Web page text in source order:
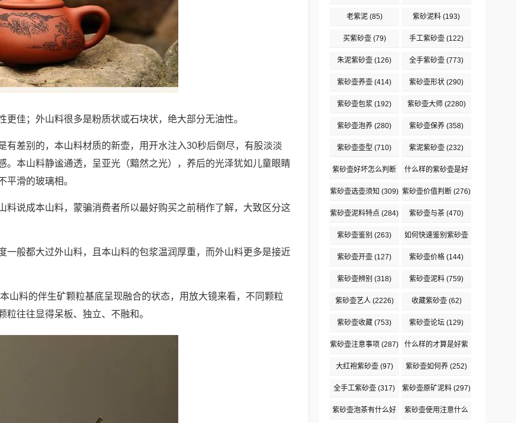
佳；外山料很多是粉质状或石块状，绝大部分无油性。
差别的，本山料材质的新壶，用开水注入30秒后倒尽，有股淡淡
。本山料静谧通透，呈亚光（黯然之光），养后的光泽犹如儿童眼睛
平滑的玻璃相。
说成本山料，蒙骗消费者所以最好购买之前稍作了解，大致区分这
般都大过外山料，且本山料的包浆温润厚重，而外山料更多是接近
山料的伴生矿颗粒基底呈现融合的状态，用放大镜来看，不同颗粒
往往显得呆板、独立、不融和。
老紫泥(85) 紫砂泥料 (193)
买紫砂壶(79) 手工紫砂壶 (122)
朱泥紫砂壶 (126) 全手紫砂壶 (773)
紫砂壶养壶 (414) 紫砂壶形状 (290)
紫砂壶包浆 (192) 紫砂壶大师 (2280)
紫砂壶泡养 (280) 紫砂壶保养 (358)
紫砂壶壶型 (710) 紫泥紫砂壶 (232)
紫砂壶好坏怎么判断
(189)
什么样的紫砂壶是好
壶 (121)
紫砂壶选壶须知 (309) 紫砂壶价值判断 (276)
紫砂壶泥料特点 (284) 紫砂壶与茶 (470)
紫砂壶鉴别 (263) 如何快速鉴别紫砂壶
(105)
紫砂壶开壶 (127) 紫砂壶价格 (144)
紫砂壶辨别 (318) 紫砂壶泥料 (759)
紫砂壶艺人(2226) 收藏紫砂壶(62)
紫砂壶收藏 (753) 紫砂壶论坛 (129)
紫砂壶注意事项 (287) 什么样的才算是好紫
砂壶(83)
大红袍紫砂壶(97) 紫砂壶如何养 (252)
全手工紫砂壶 (317) 紫砂壶原矿泥料 (297)
紫砂壶泡茶有什么好 紫砂壶使用注意什么